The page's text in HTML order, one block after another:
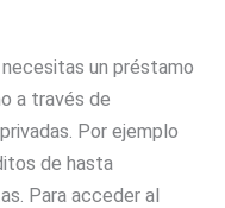
un préstamo
a través de
Por ejemplo
de hasta
Para acceder al